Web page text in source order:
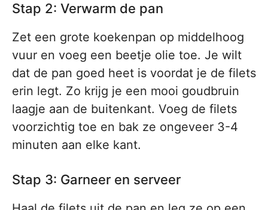
Stap 2: Verwarm de pan
Zet een grote koekenpan op middelhoog
vuur en voeg een beetje olie toe. Je wilt
dat de pan goed heet is voordat je de filets
erin legt. Zo krijg je een mooi goudbruin
laagje aan de buitenkant. Voeg de filets
voorzichtig toe en bak ze ongeveer 3-4
minuten aan elke kant.
Stap 3: Garneer en serveer